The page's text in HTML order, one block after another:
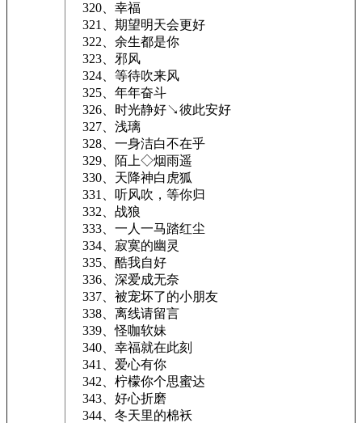
320、幸福
321、期望明天会更好
322、余生都是你
323、邪风
324、等待吹来风
325、年年奋斗
326、时光静好↘彼此安好
327、浅璃
328、一身洁白不在乎
329、陌上◇烟雨遥
330、天降神白虎狐
331、听风吹，等你归
332、战狼
333、一人一马踏红尘
334、寂寞的幽灵
335、酷我自好
336、深爱成无奈
337、被宠坏了的小朋友
338、离线请留言
339、怪咖软妹
340、幸福就在此刻
341、爱心有你
342、柠檬你个思蜜达
343、好心折磨
344、冬天里的棉袄